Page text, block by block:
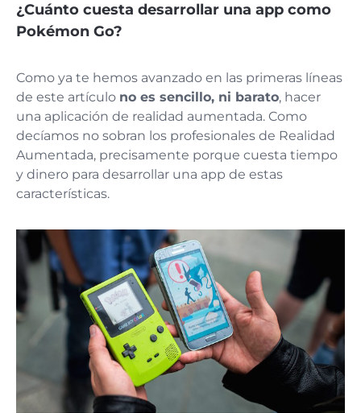
¿Cuánto cuesta desarrollar una app como
Pokémon Go?
Como ya te hemos avanzado en las primeras líneas
de este artículo no es sencillo, ni barato, hacer
una aplicación de realidad aumentada. Como
decíamos no sobran los profesionales de Realidad
Aumentada, precisamente porque cuesta tiempo
y dinero para desarrollar una app de estas
características.